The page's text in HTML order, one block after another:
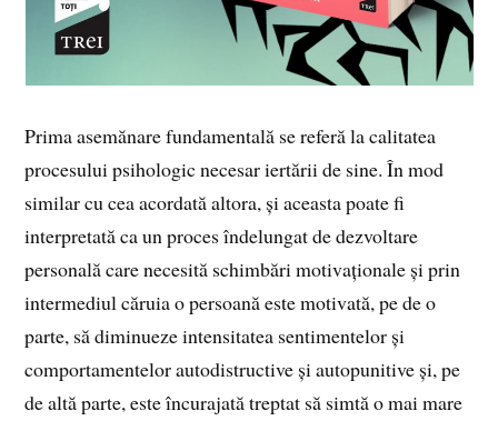
Prima asemănare fundamentală se referă la calitatea
procesului psihologic necesar iertării de sine. În mod
similar cu cea acordată altora, și aceasta poate fi
interpretată ca un proces îndelungat de dezvoltare
personală care necesită schimbări motivaționale și prin
intermediul căruia o persoană este motivată, pe de o
parte, să diminueze intensitatea sentimentelor și
comportamentelor autodistructive și autopunitive și, pe
de altă parte, este încurajată treptat să simtă o mai mare